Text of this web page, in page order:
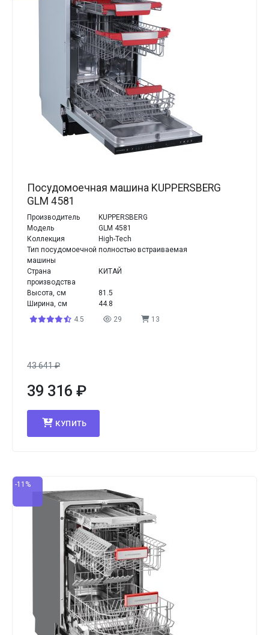
Посудомоечная машина KUPPERSBERG
GLM 4581
Производитель
KUPPERSBERG
Модель
GLM 4581
Коллекция
High-Tech
Тип посудомоечной
машины
полностью встраиваемая
Страна
производства
КИТАЙ
Высота, см
81.5
Ширина, см
44.8
4.5
29 13
43 641₽
39 316 ₽
КУПИТЬ
-11%